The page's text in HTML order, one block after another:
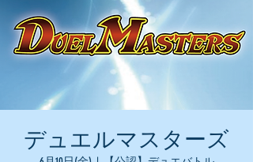
デュエルマスターズ